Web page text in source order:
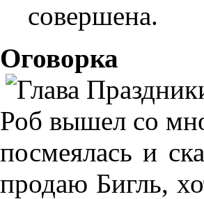
совершена.
Оговорка
Роб вышел со
посмеялась и
продаю Бигль,